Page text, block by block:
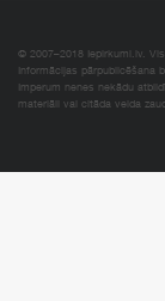
© 2007–2018 Iepirkumi.lv.
Informācijas pārpublicēšana
Imperum nenes nekādu
materiāli vai citāda veida